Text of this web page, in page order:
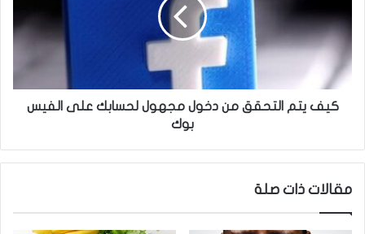
ن
ؤ
ح
ي
م
ا
ل
د
كيف يتم التحقق من دخول مجهول لحسابك على الفيس
بوك
مقالات ذات صلة